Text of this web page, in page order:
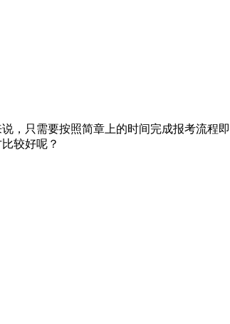
，只需要按照简章上的时间完成报考流程
较好呢？